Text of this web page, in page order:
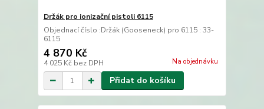
Držák pro ionizační pistoli 6115
Objednací číslo :Držák (Gooseneck) pro 6115 : 33-
6115
4 870 Kč
4 025 Kč bez DPH Na objednávku
Přidat do košíku